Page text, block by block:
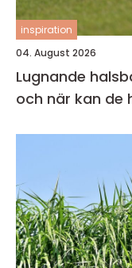
inspiration
04. August 2026
Lugnande halsband för
och när kan de